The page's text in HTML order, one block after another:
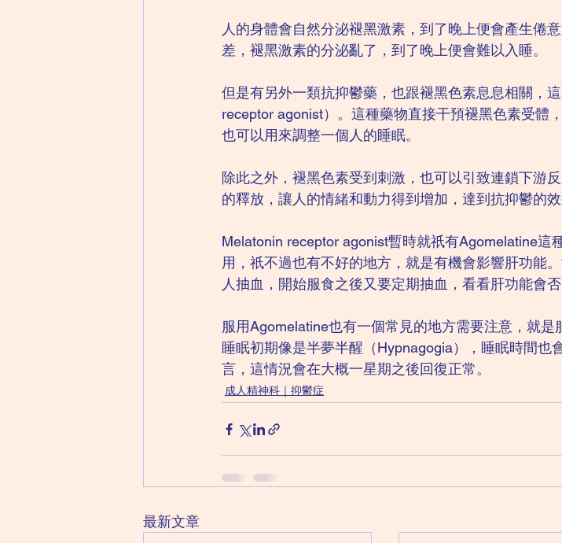
人的身體會自然分泌褪黑激素，到了晚上便會產生倦
差，褪黑激素的分泌亂了，到了晚上便會難以入睡。
但是有另外一類抗抑鬱藥，也跟褪黑色素息息相關，
receptor agonist）。這種藥物直接干預褪黑色素受體
也可以用來調整一個人的睡眠。
除此之外，褪黑色素受到刺激，也可以引致連鎖下游
的釋放，讓人的情緒和動力得到增加，達到抗抑鬱的效
Melatonin receptor agonist暫時就祇有Agomelatine這
用，祇不過也有不好的地方，就是有機會影響肝功能
人抽血，開始服食之後又要定期抽血，看看肝功能會否
服用Agomelatine也有一個常見的地方需要注意，就是
睡眠初期像是半夢半醒（Hypnagogia），睡眠時間也
言，這情況會在大概一星期之後回復正常。
成人精神科｜抑鬱症
最新文章